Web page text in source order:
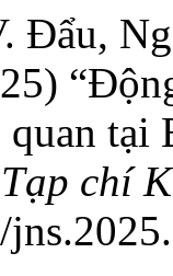
Đẩu,
Tạp chí